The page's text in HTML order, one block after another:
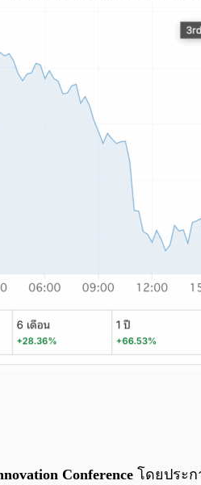
Conference โดยประก